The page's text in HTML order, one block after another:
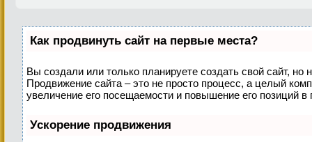
Как продвинуть сайт на первые места?
Вы создали или только планируете создать свой сайт, но
Продвижение сайта – это не просто процесс, а целый
увеличение его посещаемости и повышение его позиций в
Ускорение продвижения